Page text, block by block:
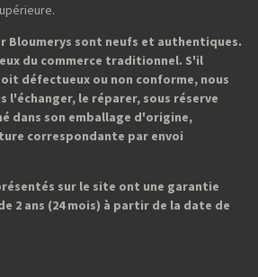
Bloumerys sont neufs et authentiques.
du commerce traditionnel. S'il
défectueux ou non conforme, nous
l'échanger, le réparer, sous réserve
dans son emballage d'origine,
correspondante par envoi
sur le site ont une garantie
2 ans (24 mois) à partir de la date de